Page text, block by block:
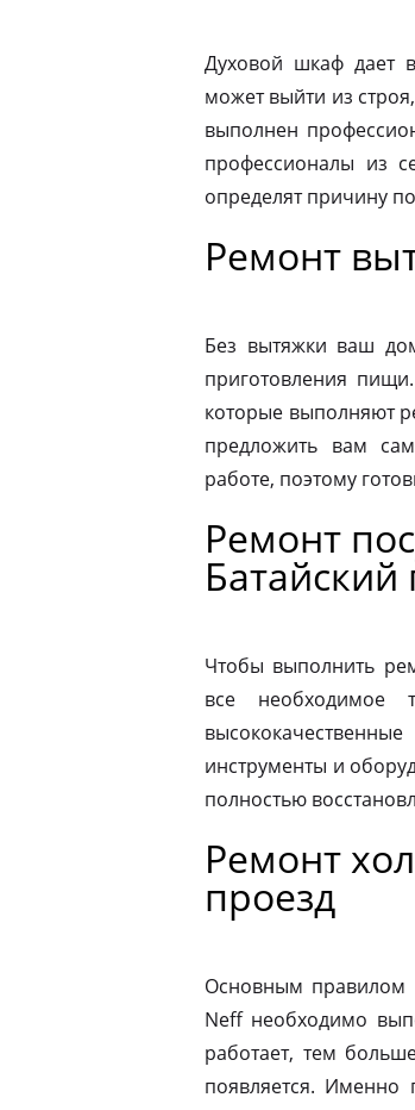
Духовой шкаф дает
может выйти из
выполнен
профессионалы из
определят причину
Ремонт
Без вытяжки ваш
приготовления
которые выполняют
предложить вам
работе, поэтому
Ремонт
Батайский
Чтобы выполнить
все необходимое
инструменты и
полностью
Ремонт
проезд
Основным правилом
Neff необходимо
работает, тем
появляется. Именно